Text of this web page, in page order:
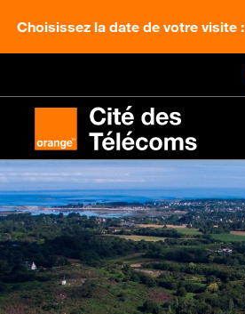
Choisissez la date de votre visite :